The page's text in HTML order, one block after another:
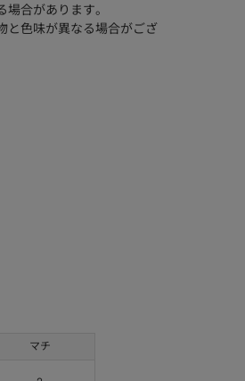
合があります。
と色味が異なる場合がござ
マチ